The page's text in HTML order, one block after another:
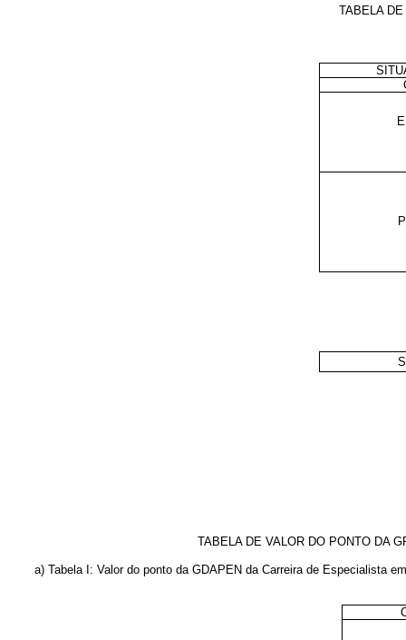
TABELA
TABELA DE VALOR DO PONTO DA
a) Tabela I: Valor do ponto da GDAPEN da Carreira de Especialista